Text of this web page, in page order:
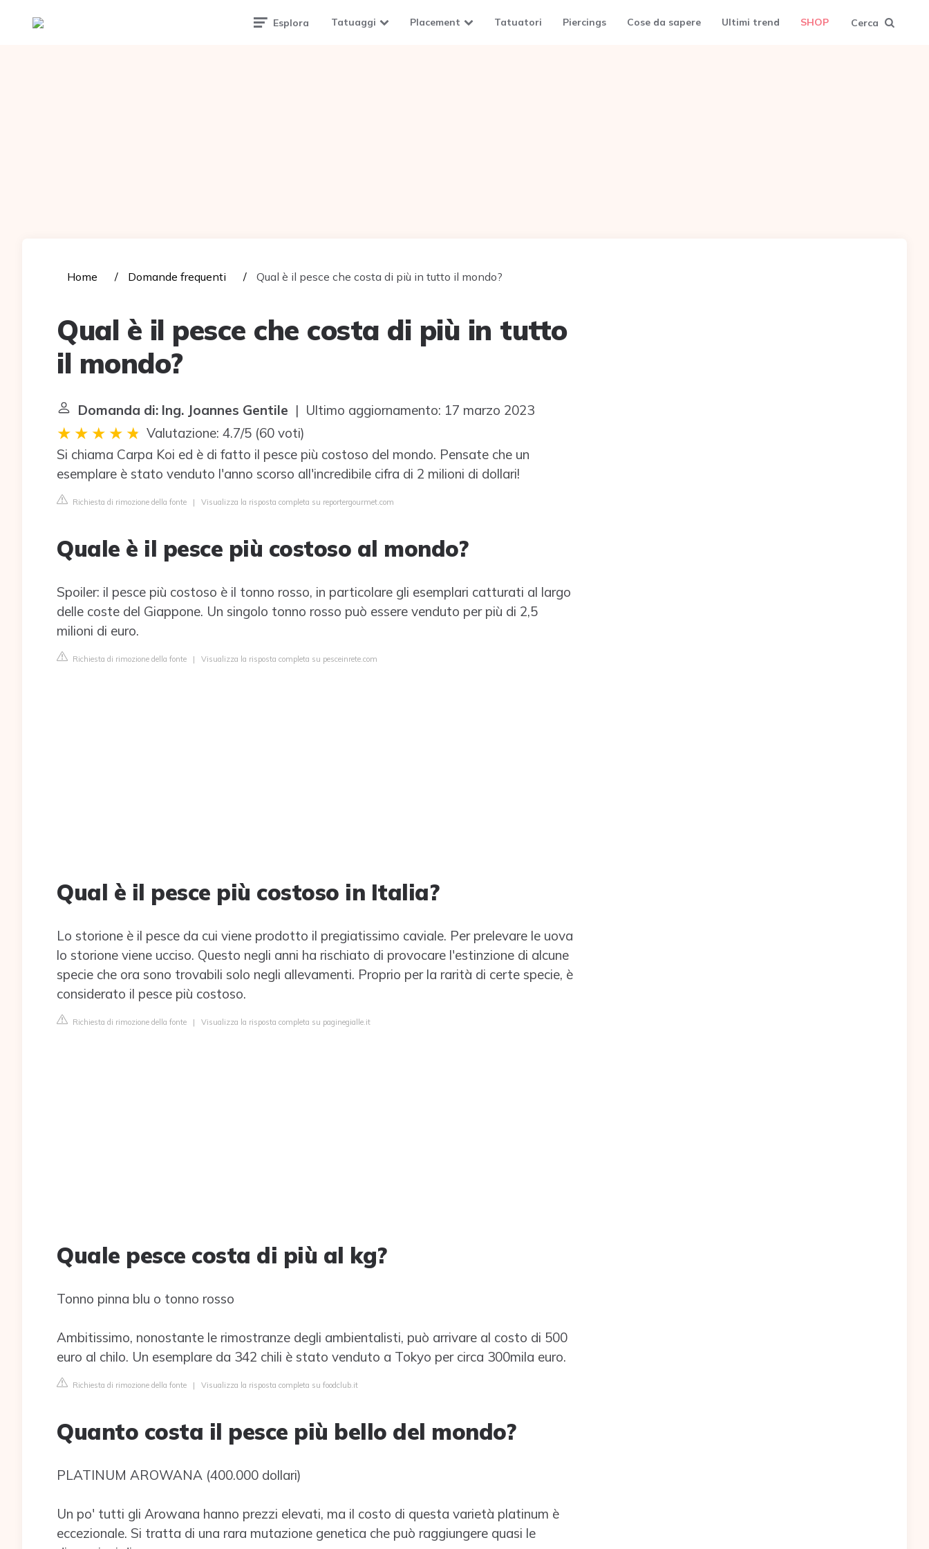
Tattoomuse.it Esplora Tatuaggi Placement Tatuatori Piercings Cose da sapere Ultimi trend SHOP Cerca
Home Domande frequenti Qual è il pesce che costa di più in tutto il mondo?
Qual è il pesce che costa di più in tutto
il mondo?
Domanda di: Ing. Joannes Gentile | Ultimo aggiornamento: 17 marzo 2023
Valutazione: 4.7/5 (60 voti)
Si chiama Carpa Koi ed è di fatto il pesce più costoso del mondo. Pensate che un
esemplare è stato venduto l'anno scorso all'incredibile cifra di 2 milioni di dollari!
Richiesta di rimozione della fonte | Visualizza la risposta completa su reportergourmet.com
Quale è il pesce più costoso al mondo?
Spoiler: il pesce più costoso è il tonno rosso, in particolare gli esemplari catturati al largo
delle coste del Giappone. Un singolo tonno rosso può essere venduto per più di 2,5
milioni di euro.
Richiesta di rimozione della fonte | Visualizza la risposta completa su pesceinrete.com
Qual è il pesce più costoso in Italia?
Lo storione è il pesce da cui viene prodotto il pregiatissimo caviale. Per prelevare le uova
lo storione viene ucciso. Questo negli anni ha rischiato di provocare l'estinzione di alcune
specie che ora sono trovabili solo negli allevamenti. Proprio per la rarità di certe specie, è
considerato il pesce più costoso.
Richiesta di rimozione della fonte | Visualizza la risposta completa su paginegialle.it
Quale pesce costa di più al kg?
Tonno pinna blu o tonno rosso
Ambitissimo, nonostante le rimostranze degli ambientalisti, può arrivare al costo di 500
euro al chilo. Un esemplare da 342 chili è stato venduto a Tokyo per circa 300mila euro.
Richiesta di rimozione della fonte | Visualizza la risposta completa su foodclub.it
Quanto costa il pesce più bello del mondo?
PLATINUM AROWANA (400.000 dollari)
Un po' tutti gli Arowana hanno prezzi elevati, ma il costo di questa varietà platinum è
eccezionale. Si tratta di una rara mutazione genetica che può raggiungere quasi le